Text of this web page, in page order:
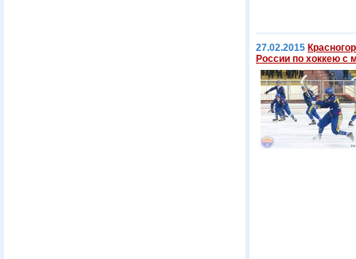
27.02.2015
России по хоккею с